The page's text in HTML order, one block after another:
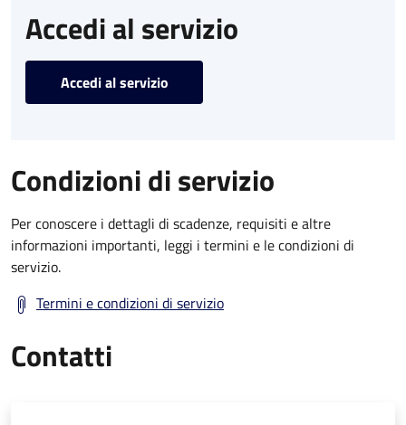
Accedi al servizio
Accedi al servizio
Condizioni di servizio
Per conoscere i dettagli di scadenze, requisiti e altre
informazioni importanti, leggi i termini e le condizioni di
servizio.
Termini e condizioni di servizio
Contatti